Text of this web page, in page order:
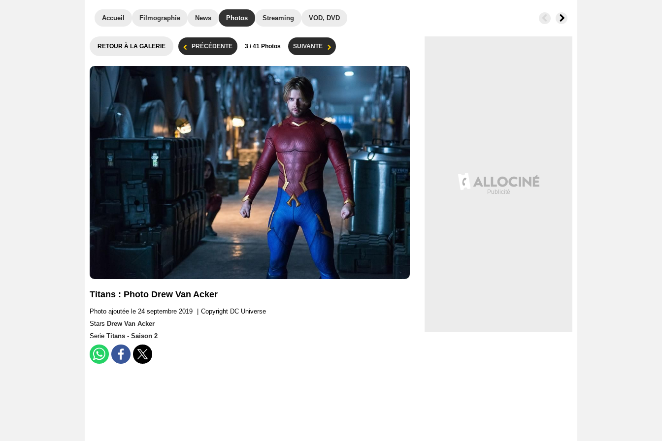
Accueil Filmographie News Photos Streaming VOD, DVD
RETOUR À LA GALERIE PRÉCÉDENTE 3 / 41 Photos SUIVANTE
Titans : Photo Drew Van Acker
Photo ajoutée le 24 septembre 2019
Copyright DC Universe
Stars Drew Van Acker
Serie Titans - Saison 2